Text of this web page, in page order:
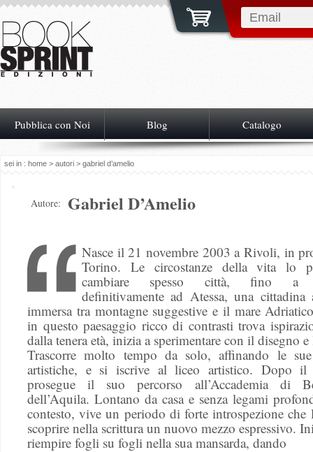
Pubblica con Noi Blog Catalogo
sei in : home > autori > gabriel d’amelio
Autore: Gabriel D’Amelio
Nasce il 21 novembre 2003 a Rivoli, in
Torino. Le circostanze della vita lo
cambiare spesso città, fino a
definitivamente ad Atessa, una cittadina
immersa tra montagne suggestive e il mare
in questo paesaggio ricco di contrasti trova
dalla tenera età, inizia a sperimentare con il disegno
Trascorre molto tempo da solo, affinando le
artistiche, e si iscrive al liceo artistico. Dopo il
prosegue il suo percorso all’Accademia di
dell’Aquila. Lontano da casa e senza legami
contesto, vive un periodo di forte introspezione che
scoprire nella scrittura un nuovo mezzo espressivo.
riempire fogli su fogli nella sua mansarda, dando